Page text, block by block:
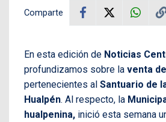
Comparte
En esta edición de Noticias
profundizamos sobre la venta
pertenecientes al Santuario de
Hualpén. Al respecto, la
hualpenina, inició esta semana